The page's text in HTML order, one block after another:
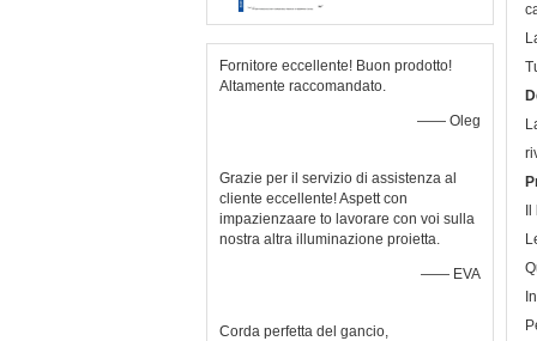
Fornitore eccellente! Buon prodotto!
Altamente raccomandato.
—— Oleg
Grazie per il servizio di assistenza al
cliente eccellente! Aspett con
impazienzaare to lavorare con voi sulla
nostra altra illuminazione proietta.
—— EVA
Corda perfetta del gancio,